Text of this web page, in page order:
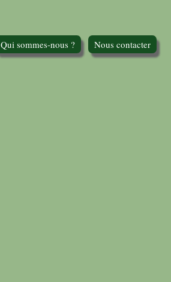
Qui sommes-nous ? Nous contacter